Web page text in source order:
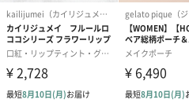
結婚祝い（御結婚御
祝）（110円）
出産祝
祝）（